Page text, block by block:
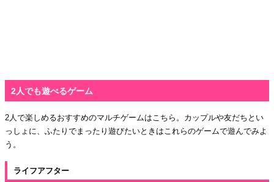
2人でも遊べるゲーム
2人で楽しめるおすすめのマルチゲームはこちら。カップルや友だちとい
っしょに、ふたりでまったり遊びたいときはこれらのゲームで遊んでみよ
う。
ライフアフター